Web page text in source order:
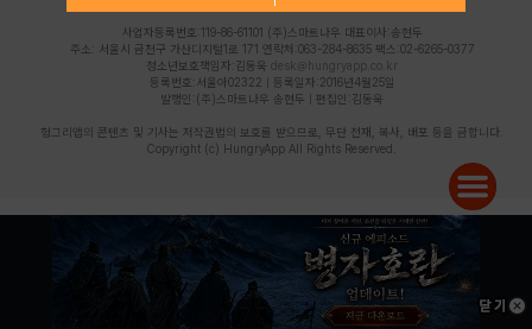
사업자등록번호:119-86-61101 (주)스마트나우 대표이사:송현두
주소: 서울시 금천구 가산디지털1로 171 연락처:063-284-8635 팩스:02-6265-0377
청소년보호책임자:김동욱 desk@hungryapp.co.kr
등록번호:서울아02322 | 등록일자:2016년4월25일
발행인:(주)스마트나우 송현두 | 편집인:김동욱
헝그리앱의 콘텐츠 및 기사는 저작권법의 보호를 받으므로, 무단 전재, 복사, 배포 등을 금합니다.
Copyright (c) HungryApp All Rights Reserved.